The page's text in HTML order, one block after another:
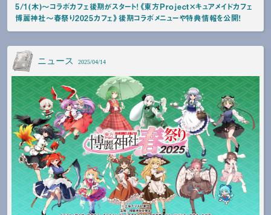
5/1(木)～コラボカフェ後期がスタート！《東方Project×キュアメイドカフェ
博麗神社～春祭り2025カフェ》後期コラボメニューや特典情報を公開！
ニュース 2025/04/14